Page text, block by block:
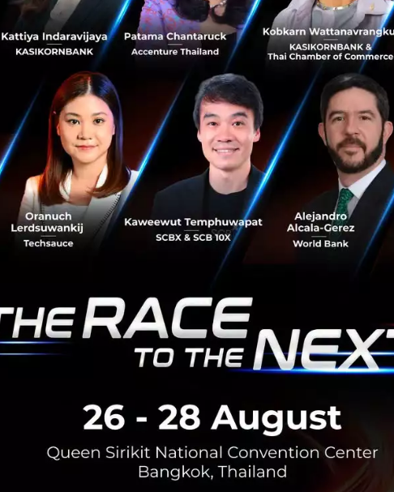
ธันวาคม 14, 2017| ByTechsauce Team
0
สศค. เผย 10 อาชีพเสี่ยงถูก AI แย่งงานในอนาคต
สำนักงานเศรษฐกิจการคลัง (สศค.) เผย 10 อาชีพเสี่ยงถูก AI
แย่งงานในอนาคต มีนักพัฒนาเว็บไซต์, นักการตลาดออนไลน์
และ นักบัญชี ติดโผด้วย คาด 20 ปีข้างหน้ามีแรงงานตกงานมาก
ถึง 140 ล้านคน ...
ธันวาคม 1, 2017| ByTechsauce Team
recruitment
Brexit แผลงฤทธิ์! Tech Startup ในลอนดอนเริ่ม
หาคนจากนอก UK มาทำงานยากขึ้น
Brexit แผลงฤทธิ์ใส่ Tech Startup ใน UK แล้ว เมื่อ 1 ใน 3 ของ
ทำงานที่มาจากนอก UK......
0
Startup recruitment